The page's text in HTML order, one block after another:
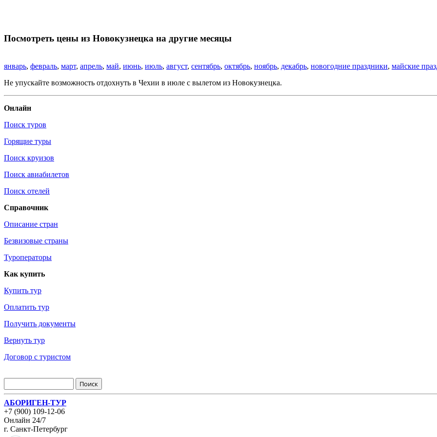
Посмотреть цены из Новокузнецка на другие месяцы
январь, февраль, март, апрель, май, июнь, июль, август, сентябрь, октябрь, ноябрь, декабрь, новогодние праздники, майские
Не упускайте возможность отдохнуть в Чехии в июле с вылетом из Новокузнецка.
Онлайн
Поиск туров
Горящие туры
Поиск круизов
Поиск авиабилетов
Поиск отелей
Справочник
Описание стран
Безвизовые страны
Туроператоры
Как купить
Купить тур
Оплатить тур
Получить документы
Вернуть тур
Договор с туристом
АБОРИГЕН-ТУР
+7 (900) 109-12-06
Онлайн 24/7
г. Санкт-Петербург